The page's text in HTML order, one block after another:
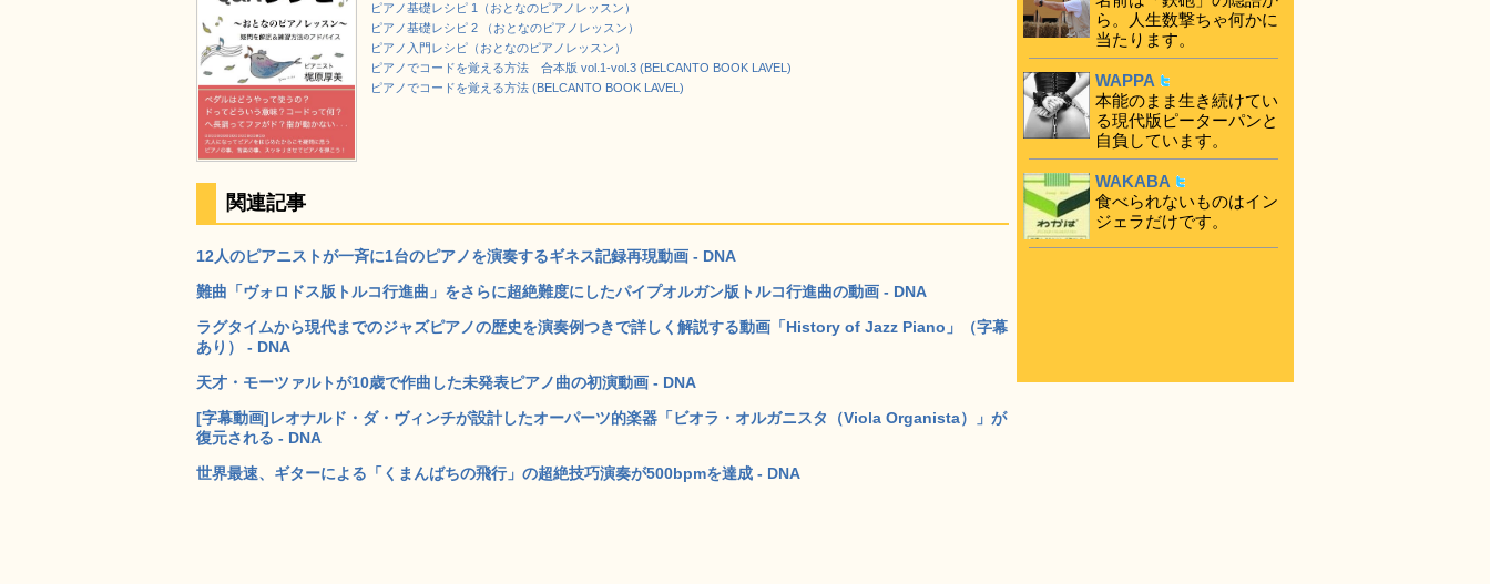
ピアノ基礎レシピ 1（おとなのピアノレッスン）
ピアノ基礎レシピ 2 （おとなのピアノレッスン）
ピアノ入門レシピ（おとなのピアノレッスン）
ピアノでコードを覚える方法 合本版 vol.1-vol.3 (BELCANTO BOOK LAVEL)
ピアノでコードを覚える方法 (BELCANTO BOOK LAVEL)
関連記事
12人のピアニストが一斉に1台のピアノを演奏するギネス記録再現動画 - DNA
難曲「ヴォロドス版トルコ行進曲」をさらに超絶難度にしたパイプオルガン版トルコ行進曲の動画 - DNA
ラグタイムから現代までのジャズピアノの歴史を演奏例つきで詳しく解説する動画「History of Jazz Piano」（字幕
あり） - DNA
天才・モーツァルトが10歳で作曲した未発表ピアノ曲の初演動画 - DNA
[字幕動画]レオナルド・ダ・ヴィンチが設計したオーパーツ的楽器「ビオラ・オルガニスタ（Viola Organista）」が
復元される - DNA
世界最速、ギターによる「くまんばちの飛行」の超絶技巧演奏が500bpmを達成 - DNA
ら。人生数撃ちゃ何かに
当たります。
WAPPA
本能のまま生き続けてい
る現代版ピーターパンと
自負しています。
WAKABA
食べられないものはイン
ジェラだけです。